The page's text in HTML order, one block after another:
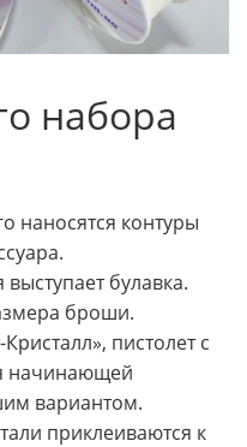
набора
наносятся контуры
булавка.
броши.
пистолет с
начинающей
вариантом.
приклеиваются к